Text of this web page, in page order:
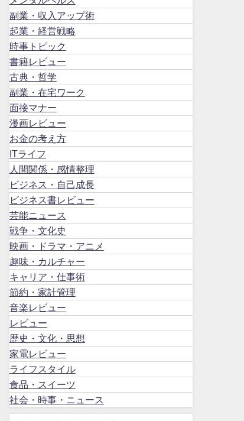
副業・収入アップ術
起業・経営戦略
時事トピック
書籍レビュー
古典・哲学
副業・在宅ワーク
面接マナー
漫画レビュー
お金の考え方
ITライフ
人間関係・感情整理
ビジネス・自己成長
ビジネス書レビュー
芸能ニュース
戦争・文化史
映画・ドラマ・アニメ
趣味・カルチャー
キャリア・仕事術
節約・家計管理
音楽レビュー
レビュー
歴史・文化・思想
家電レビュー
ライフスタイル
食品・スイーツ
社会・時事・ニュース